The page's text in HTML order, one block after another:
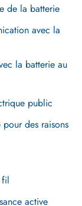
de la batterie
avec la
la batterie au
public
des raisons
fil
active